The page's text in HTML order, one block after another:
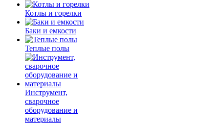
Котлы и горелки
Баки и емкости
Теплые полы
Инструмент,
сварочное
оборудование и
материалы